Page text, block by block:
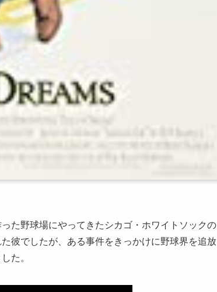
た野球場にやってきたシカゴ・ホワイトソックの
彼でしたが、ある事件をきっかけに野球界を追放
た。